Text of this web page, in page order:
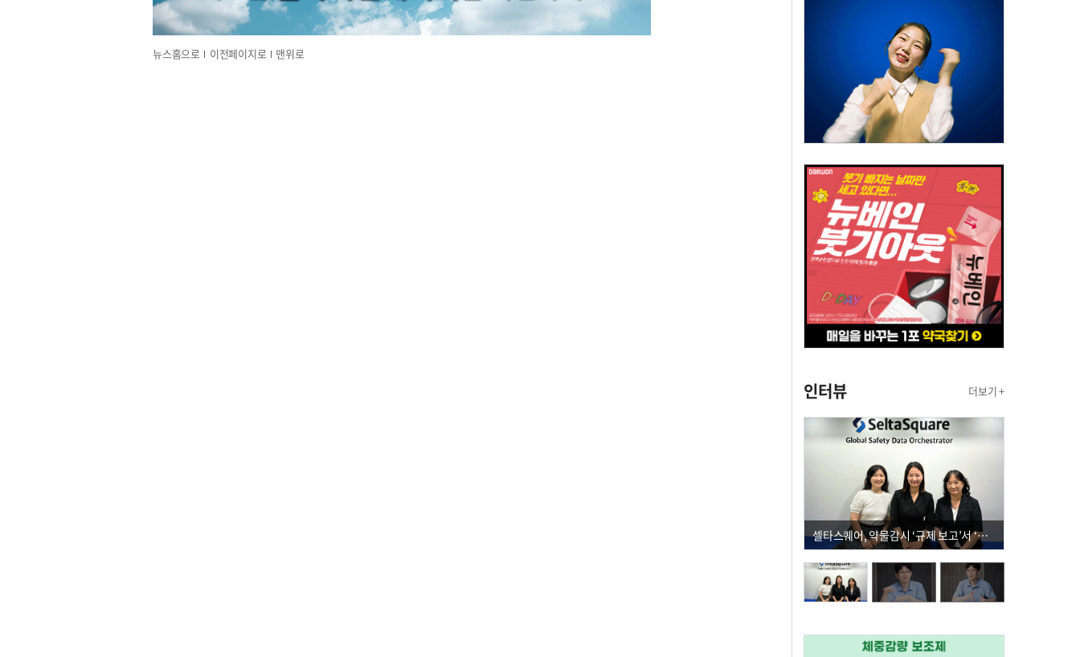
뉴스홈으로 이전페이지로 맨위로
인터뷰 더보기 +
셀타스퀘어, 약물감시 ‘규제 보고’서 ‘데이터 의사결정’으로 "PVX 전환 요구 커진다"